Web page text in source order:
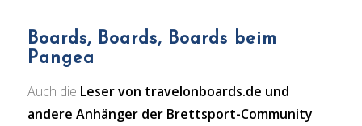
Boards, Boards, Boards beim
Pangea
Auch die Leser von travelonboards.de und
andere Anhänger der Brettsport-Community